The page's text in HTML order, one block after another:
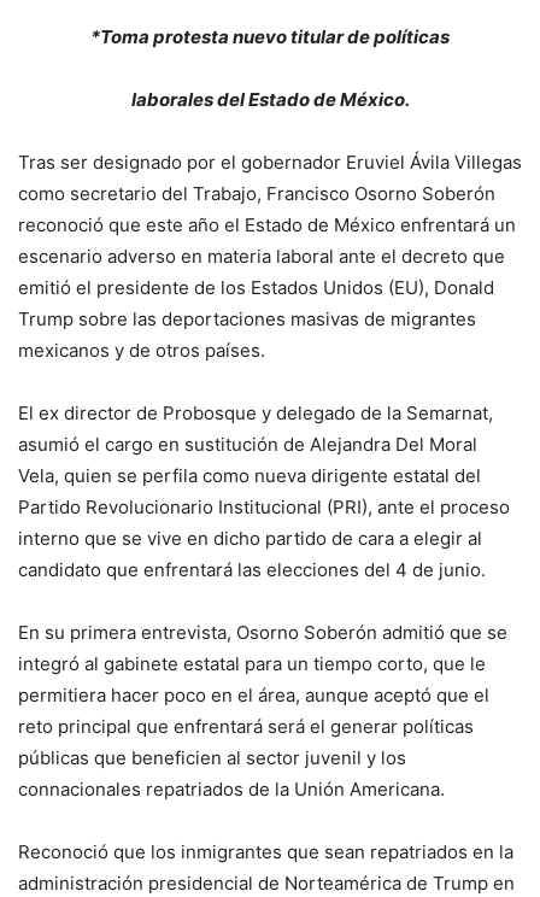
*Toma protesta nuevo titular de políticas
laborales del Estado de México.
Tras ser designado por el gobernador Eruviel Ávila Villegas
como secretario del Trabajo, Francisco Osorno Soberón
reconoció que este año el Estado de México enfrentará un
escenario adverso en materia laboral ante el decreto que
emitió el presidente de los Estados Unidos (EU), Donald
Trump sobre las deportaciones masivas de migrantes
mexicanos y de otros países.
El ex director de Probosque y delegado de la Semarnat,
asumió el cargo en sustitución de Alejandra Del Moral
Vela, quien se perfila como nueva dirigente estatal del
Partido Revolucionario Institucional (PRI), ante el proceso
interno que se vive en dicho partido de cara a elegir al
candidato que enfrentará las elecciones del 4 de junio.
En su primera entrevista, Osorno Soberón admitió que se
integró al gabinete estatal para un tiempo corto, que le
permitiera hacer poco en el área, aunque aceptó que el
reto principal que enfrentará será el generar políticas
públicas que beneficien al sector juvenil y los
connacionales repatriados de la Unión Americana.
Reconoció que los inmigrantes que sean repatriados en la
administración presidencial de Norteamérica de Trump en